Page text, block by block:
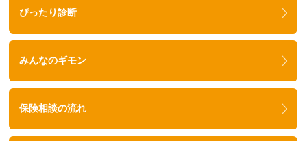
ぴったり診断
みんなのギモン
保険相談の流れ